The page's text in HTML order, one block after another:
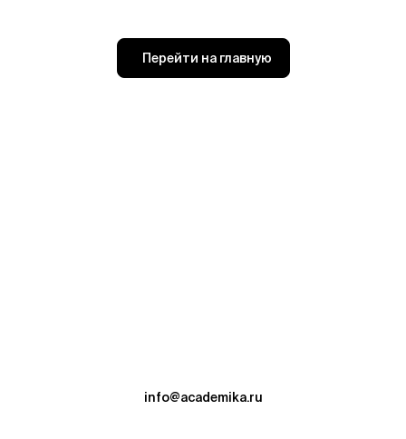
Перейти на главную
info@academika.ru